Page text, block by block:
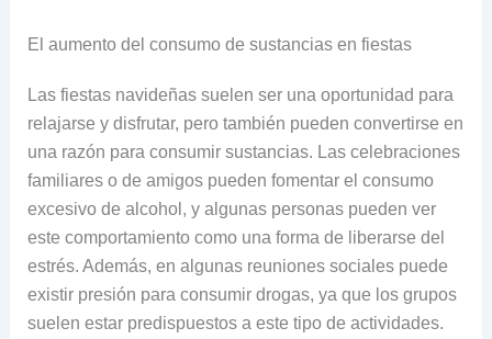
El aumento del consumo de sustancias en fiestas
Las fiestas navideñas suelen ser una oportunidad para
relajarse y disfrutar, pero también pueden convertirse en
una razón para consumir sustancias. Las celebraciones
familiares o de amigos pueden fomentar el consumo
excesivo de alcohol, y algunas personas pueden ver
este comportamiento como una forma de liberarse del
estrés. Además, en algunas reuniones sociales puede
existir presión para consumir drogas, ya que los grupos
suelen estar predispuestos a este tipo de actividades.